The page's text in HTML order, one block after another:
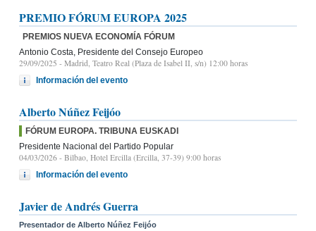
PREMIO FÓRUM EUROPA 2025
PREMIOS NUEVA ECONOMÍA FÓRUM
Antonio Costa, Presidente del Consejo Europeo
29/09/2025 - Madrid, Teatro Real (Plaza de Isabel II, s/n) 12:00 horas
Información del evento
Alberto Núñez Feijóo
FÓRUM EUROPA. TRIBUNA EUSKADI
Presidente Nacional del Partido Popular
04/03/2026 - Bilbao, Hotel Ercilla (Ercilla, 37-39) 9:00 horas
Información del evento
Javier de Andrés Guerra
Presentador de Alberto Núñez Feijóo